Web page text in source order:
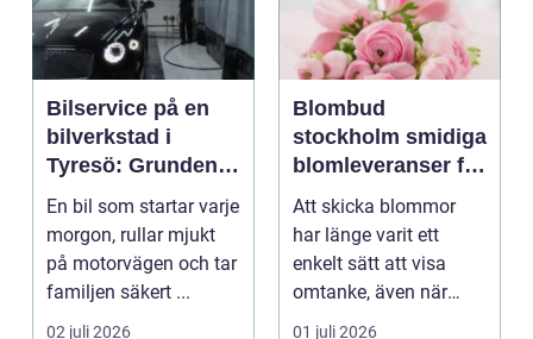
Bilservice på en
bilverkstad i
Tyresö: Grunden
för en trygg och
hållbar bilvardag
En bil som startar varje
morgon, rullar mjukt
på motorvägen och tar
familjen säkert ...
02 juli 2026
Blombud
stockholm smidiga
blomleveranser för
alla tillfällen
Att skicka blommor
har länge varit ett
enkelt sätt att visa
omtanke, även när
avståndet är stort ell...
01 juli 2026